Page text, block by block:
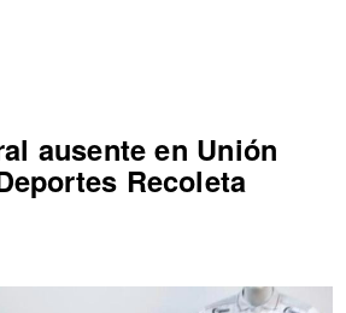
ausente en Unión
Recoleta